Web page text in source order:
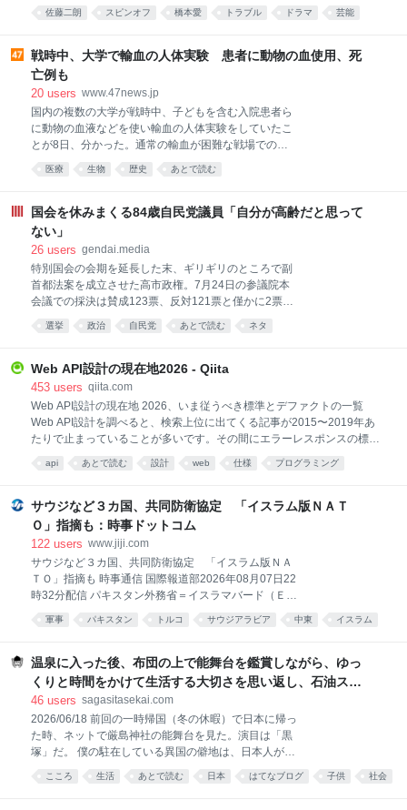
期に放送されたドラマ『夫婦別姓刑事』（フジテレビ
系）で共演した橋本愛（30）とのトラブルが発覚した
『踊る大捜査線 N.E.W. メトロポリスを駆け抜けろ！』
（9月18日公開）のスピンオフ作品の撮影中止が正式
に決まったという。 フジテレビ関係者が明かす。 「7
て、フジが主演の佐藤さん側に降板を通達したと聞い
ています。 それでも本広克行監督は、〈降板じゃない
から！一旦中止して整えてるだけ…〉などとXに投稿
して粘っていましたが、つい先日、撮影の完全バラシ
フ
佐藤二朗 スピンオフ 橋本愛 トラブル ドラマ 芸能
戦時中、大学で輸血の人体実験 患者に動物の血使用、死
亡例も
20 users www.47news.jp
国内の複数の大学が戦時中、子どもを含む入院患者ら
に動物の血液などを使い輸血の人体実験をしていたこ
とが8日、分かった。通常の輸血が困難な戦場での応
用を意図した実験が多く、死者も出ていた。戦争と医
学の問題に詳しい吉中丈志・京都大医学部臨床教授
遂行への協力で、非倫理的な人体実験のハードルが下
がっていたと考えられる」と指摘する。 京都府立医
大、九州帝国大（現九州大）、熊本医大（現熊本大）
異なる「異型血（不適合血）」、動物由来の「異種
血」を注入していた。 1937年の日中戦争開始前から
太平洋戦争期までの実験の論文が、当時の医学誌など
に掲載されていることを吉中氏と共同通信が確認し
9歳男児は、21日間保存した血漿
医療 生物 歴史 あとで読む
国会を休みまくる84歳自民党議員「自分が高齢だと思って
ない」
26 users gendai.media
特別国会の会期を延長した末、ギリギリのところで副
首都法案を成立させた高市政権。7月24日の参議院本
会議での採決は賛成123票、反対121票と僅かに2票差
だった。 参議院の定数は248で、れいわ新選組の山本
太郎氏が体調問題を理由に今年1月に議員辞職をした
議長を務める関口昌一氏を除くと、他に2人の欠席者
がいた。1人は盲腸で入院中だった高橋克法議員（自
民党）で、もう1人が自民党の山崎正昭議員（84歳）
だった。 前編記事『「国会欠席率」驚異の84％の参議
院議員がいた…！本会議31回で出席わずか５回、”国会
分』より続く。 本人は「至って健康だ」と語っていた
年間にわたり参議院議長も務めた重鎮だ。 その山崎氏
だが、この特別国会は24日の本会議のみなら
選挙 政治 自民党 あとで読む ネタ
Web API設計の現在地2026 - Qiita
453 users qiita.com
Web API設計の現在地 2026、いま従うべき標準とデファクトの一覧
Web API設計を調べると、検索上位に出てくる記事が2015〜2019年あ
たりで止まっていることが多いです。その間にエラーレスポンスの標準
ができ、OAuthのグラントタイプは選択基準が変わり、APIの廃止告知に
までRFCが生えました。 この記事では、Web API設計の主要な領域ごと
のドラフト、大手APIの実装）で確認した結果をまとめます。きっかけ
は2014年の『Web API: The Good Parts』を読んで、そこにあった「仕
様に従う、仕様がなければデファクトに従う」という指針の、その仕様
「その領域で何をすればいいか」と「その根拠はどこにあるか（正式な
RFCなのか、標
api あとで読む 設計 web 仕様 プログラミング
サウジなど３カ国、共同防衛協定 「イスラム版ＮＡＴ
Ｏ」指摘も：時事ドットコム
122 users www.jiji.com
サウジなど３カ国、共同防衛協定 「イスラム版ＮＡ
ＴＯ」指摘も 時事通信 国際報道部2026年08月07日22
時32分配信 パキスタン外務省＝イスラマバード（ＥＰ
Ａ時事） 【ニューデリー時事】サウジアラビアとパキ
スタン、トルコの３カ国は７日、共同防衛協定を結ん
する攻撃は３カ国すべてに対する攻撃とみなされる」
としている。有事の際は核兵器を持つパキスタンが
「核の傘」を提供する可能性がある。 航行自由確保へ
「メッカ共同防衛協定」。イランがサウジなど湾岸諸
国にある米軍基地への攻撃を繰り返していることや、
強大な軍事力を持つイスラエルの存在が締結の背景に
あるもようだ。３カ国はいずれもイスラム教が国教ま
軍事 パキスタン トルコ サウジアラビア 中東 イスラム
温泉に入った後、布団の上で能舞台を鑑賞しながら、ゆっ
くりと時間をかけて生活する大切さを思い返し、石油スト
ーブの匂いと小学生時代の懐かしい一場面を思い出したこ
と - 失われた世界を探して
46 users sagasitasekai.com
2026/06/18 前回の一時帰国（冬の休暇）で日本に帰っ
た時、ネットで厳島神社の能舞台を見た。演目は「黒
塚」だ。 僕の駐在している異国の僻地は、日本人がほ
とんどおらず、なので日本を感じられるものがほとん
ど存在しないから、日本に帰った時にはついつい、反
こころ 生活 あとで読む 日本 はてなブログ 子供 社会